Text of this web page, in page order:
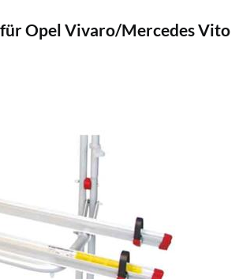
Opel Vivaro/Mercedes Vito